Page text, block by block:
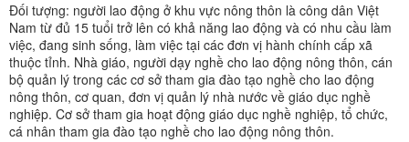
Đối tượng: người lao động ở khu vực nông thôn là công dân Việt
Nam từ đủ 15 tuổi trở lên có khả năng lao động và có nhu cầu làm
việc, đang sinh sống, làm việc tại các đơn vị hành chính cấp xã
thuộc tỉnh. Nhà giáo, người dạy nghề cho lao động nông thôn, cán
bộ quản lý trong các cơ sở tham gia đào tạo nghề cho lao động
nông thôn, cơ quan, đơn vị quản lý nhà nước về giáo dục nghề
nghiệp. Cơ sở tham gia hoạt động giáo dục nghề nghiệp, tổ chức,
cá nhân tham gia đào tạo nghề cho lao động nông thôn.